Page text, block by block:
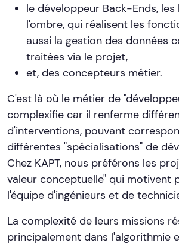
le développeur Back-Ends,
l'ombre, qui réalisent les
aussi la gestion des données
traitées via le projet,
et, des concepteurs métier.
C'est là où le métier de
complexifie car il renferme
d'interventions, pouvant
différentes "spécialisations" de
Chez KAPT, nous préférons les
valeur conceptuelle" qui motivent
l'équipe d'ingénieurs et de
La complexité de leurs missions
principalement dans l'algorithmie